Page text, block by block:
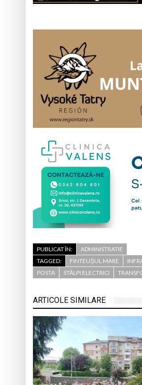
PUBLICAT ÎN:
ADMINISTRATIE
TAGGED:
FINTEUȘUL MARE
POSTA
STÂLPI ELECTRICI
ARTICOLE SIMILARE